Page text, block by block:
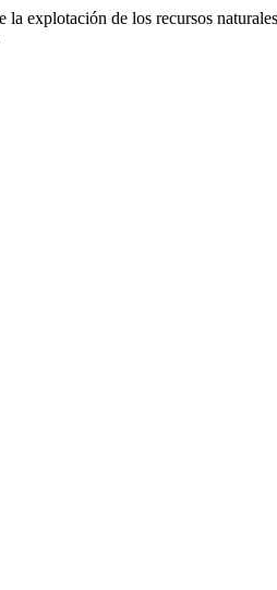
explotación de los recursos